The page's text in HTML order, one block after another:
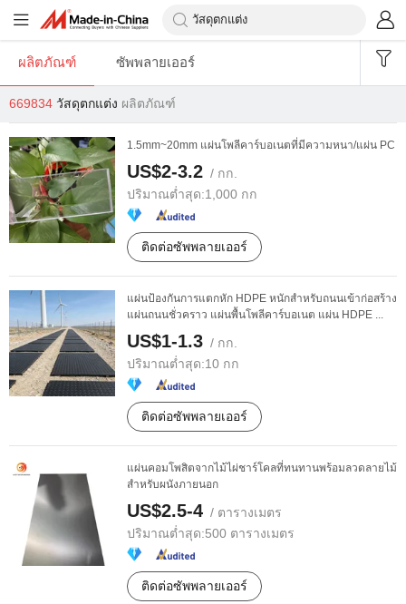
ผลิตภัณฑ์ ซัพพลายเออร์
669834 วัสดุตกแต่ง ผลิตภัณฑ์
1.5mm~20mm แผ่นโพลีคาร์บอเนตที่มีความหนา/แผ่น PC
US$2-3.2 / กก.
ปริมาณต่ำสุด:1,000 กก
ติดต่อซัพพลายเออร์
แผ่นป้องกันการแตกหัก HDPE หนักสำหรับถนนเข้าก่อสร้าง
แผ่นถนนชั่วคราว แผ่นพื้นโพลีคาร์บอเนต แผ่น HDPE ...
US$1-1.3 / กก.
ปริมาณต่ำสุด:10 กก
ติดต่อซัพพลายเออร์
แผ่นคอมโพสิตจากไม้ไผ่ชาร์โคลที่ทนทานพร้อมลวดลายไม้
สำหรับผนังภายนอก
US$2.5-4 / ตารางเมตร
ปริมาณต่ำสุด:500 ตารางเมตร
ติดต่อซัพพลายเออร์